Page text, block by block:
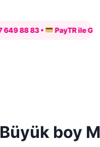
PayTR ile Güvenli Ödeme •
Büyük boy